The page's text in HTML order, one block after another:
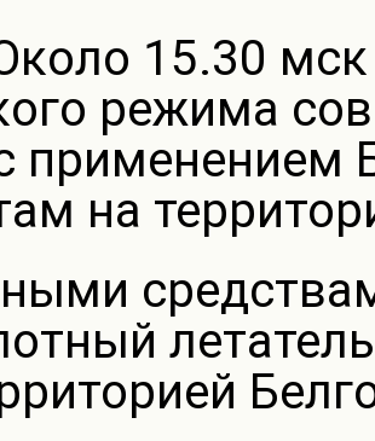
15.30
режима
применением
на